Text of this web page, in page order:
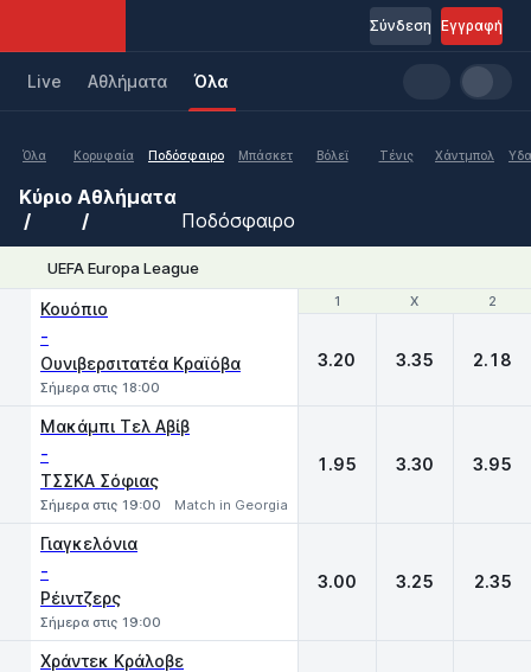
Εγγραφή
Σύνδεση
Live Aθλήματα Όλα
Όλα Κορυφαία Ποδόσφαιρο Μπάσκετ Βόλεϊ Τένις Χάντμπολ
Κύριο Αθλήματα
Ποδόσφαιρο
UEFA Europa League
1 X 2
Κουόπιο
-
Ουνιβερσιτατέα Κραϊόβα
Σήμερα στις 18:00
1 X 2
3.20 3.35 2.18
Μακάμπι Τελ Αβίβ
-
ΤΣΣΚΑ Σόφιας
Σήμερα στις 19:00 Match in Georgia
1.95 3.30 3.95
Γιαγκελόνια
-
Ρέιντζερς
Σήμερα στις 19:00
3.00 3.25 2.35
Χράντεκ Κράλοβε